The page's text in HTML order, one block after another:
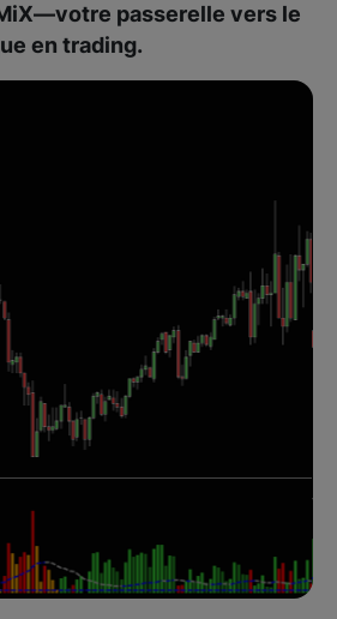
passerelle vers le
en trading.